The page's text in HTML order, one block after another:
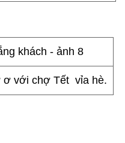
ơ với chợ Tết vỉa hè.